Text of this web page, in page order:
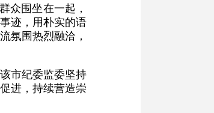
众围坐在一起，
迹，用朴实的语
氛围热烈融洽，
市纪委监委坚持
进，持续营造崇